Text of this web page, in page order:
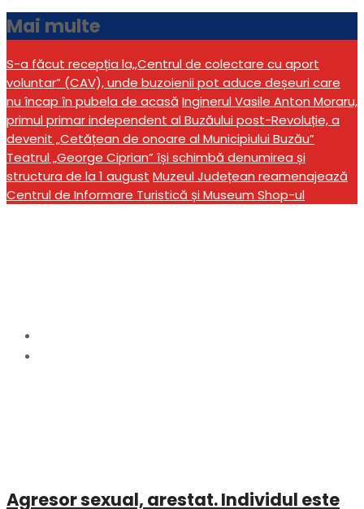
Mai multe
S-a făcut recepția la,,Centrul de colectare cu aport
voluntar” (CAV), unde buzoienii pot aduce deșeuri care
nu încap în pubela de acasă Inginerul Vasile Anton Moraru,
primul primar independent al Buzăului post-Revoluție, a
devenit „Cetățean de onoare al Municipiului Buzău”
Teatrul „George Ciprian” își schimbă denumirea și
structura de la 1 august Muzeul Județean reamenajează
Centrul de Informare Turistică și Museum Shop-ul
Agresor sexual, arestat. Individul este